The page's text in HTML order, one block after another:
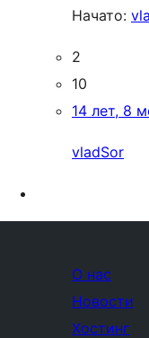
Начато:
2
10
14 лет, 8
vladSor
О нас
Новости
Хостинг